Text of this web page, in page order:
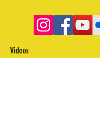
Videos